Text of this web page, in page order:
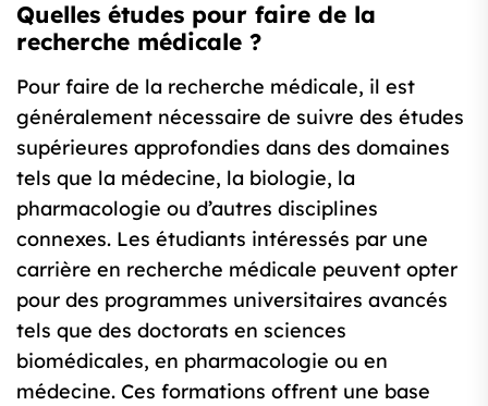
Quelles études pour faire de la
recherche médicale ?
Pour faire de la recherche médicale, il est
généralement nécessaire de suivre des études
supérieures approfondies dans des domaines
tels que la médecine, la biologie, la
pharmacologie ou d’autres disciplines
connexes. Les étudiants intéressés par une
carrière en recherche médicale peuvent opter
pour des programmes universitaires avancés
tels que des doctorats en sciences
biomédicales, en pharmacologie ou en
médecine. Ces formations offrent une base